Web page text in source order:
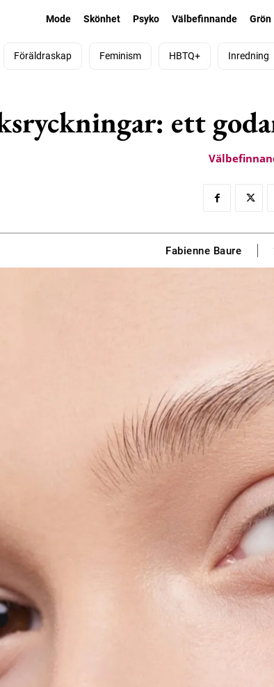
Mode Skönhet Psyko Välbefinnande Grön
Föräldraskap Feminism HBTQ+ Inredning
ett
Fabienne Baure